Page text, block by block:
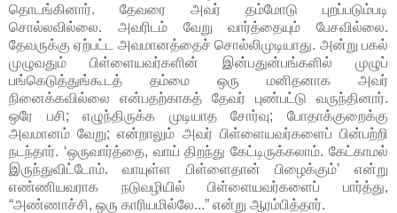
தொடங்கினார். தேவரை அவர் தம்மோடு புறப்படும்படி
சொல்லவில்லை. அவரிடம் வேறு வார்த்தையும் பேசவில்லை.
தேவருக்கு ஏற்பட்ட அவமானத்தைச் சொல்லிமுடியாது. அன்று பகல்
முழுவதும் பிள்ளையவர்களின் இன்பதுன்பங்களில் முழுப்
பங்கெடுத்துங்கூடத் தம்மை ஒரு மனிதனாக அவர்
நினைக்கவில்லை என்பதற்காகத் தேவர் புண்பட்டு வருந்தினார்.
ஒரே பசி; எழுந்திருக்க முடியாத சோர்வு; போதாக்குறைக்கு
அவமானம் வேறு; என்றாலும் அவர் பிள்ளையவர்களைப் பின்பற்றி
நடந்தார். ‘ஒருவார்த்தை, வாய் திறந்து கேட்டிருக்கலாம். கேட்காமல்
இருந்துவிட்டோம். வாயுள்ள பிள்ளைதான் பிழைக்கும்’ என்று
எண்ணியவராக நடுவழியில் பிள்ளையவர்களைப் பார்த்து,
“அண்ணாச்சி, ஒரு காரியமில்லே...” என்று ஆரம்பித்தார்.